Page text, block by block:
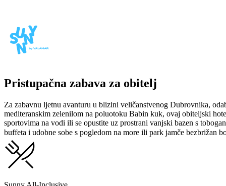
Pristupačna zabava za obitelj
Za zabavnu ljetnu avanturu u blizini veličanstvenog Dubrovnika,
mediteranskim zelenilom na poluotoku Babin kuk, ovaj obiteljski
sportovima na vodi ili se opustite uz prostrani vanjski bazen s
buffeta i udobne sobe s pogledom na more ili park jamče bezbrižan